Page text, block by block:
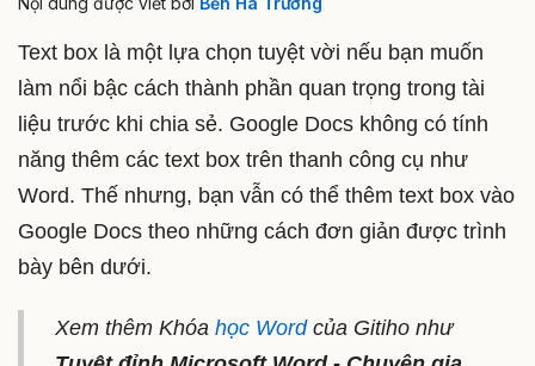
Text box là một lựa chọn tuyệt vời nếu bạn muốn
làm nổi bậc cách thành phần quan trọng trong tài
liệu trước khi chia sẻ. Google Docs không có tính
năng thêm các text box trên thanh công cụ như
Word. Thế nhưng, bạn vẫn có thể thêm text box vào
Google Docs theo những cách đơn giản được trình
bày bên dưới.
Xem thêm Khóa học Wordcủa Gitiho như